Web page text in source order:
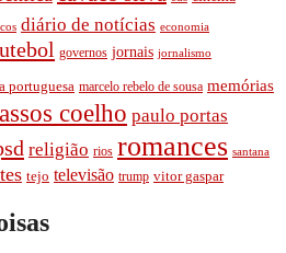
diário de notí­cias economia
governos jornais jornalismo
portuguesa marcelo rebelo de sousa memórias
coelho paulo portas
religião rios romances santana
tejo televisão trump vitor gaspar